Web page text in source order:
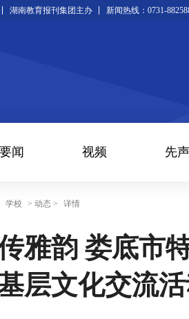
湖南教育报刊集团主办 新闻热线：0731-
要闻 视频 先声
学校 > 动态 > 详情
雅韵 娄底市
层文化交流